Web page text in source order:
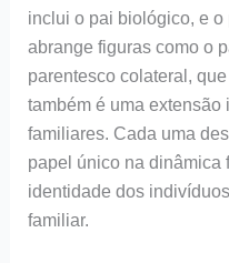
inclui o pai biológico, e
abrange figuras como o
parentesco colateral,
também é uma extensão
familiares. Cada uma
papel único na dinâmica
identidade dos
familiar.